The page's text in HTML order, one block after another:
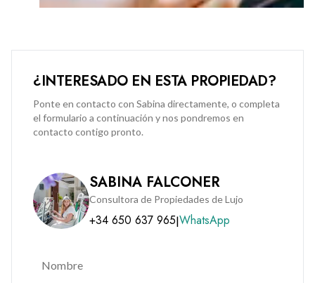
¿INTERESADO EN ESTA PROPIEDAD?
Ponte en contacto con Sabina directamente, o completa
el formulario a continuación y nos pondremos en
contacto contigo pronto.
SABINA FALCONER
Consultora de Propiedades de Lujo
+34 650 637 965|WhatsApp